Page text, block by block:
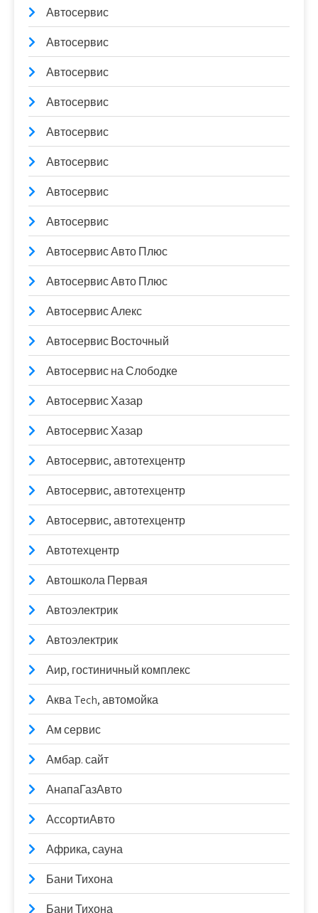
Автосервис
Автосервис
Автосервис
Автосервис
Автосервис
Автосервис
Автосервис
Автосервис
Автосервис Авто Плюс
Автосервис Авто Плюс
Автосервис Алекс
Автосервис Восточный
Автосервис на Слободке
Автосервис Хазар
Автосервис Хазар
Автосервис, автотехцентр
Автосервис, автотехцентр
Автосервис, автотехцентр
Автотехцентр
Автошкола Первая
Автоэлектрик
Автоэлектрик
Аир, гостиничный комплекс
Аква Tech, автомойка
Ам сервис
Амбар. сайт
АнапаГазАвто
АссортиАвто
Африка, сауна
Бани Тихона
Бани Тихона